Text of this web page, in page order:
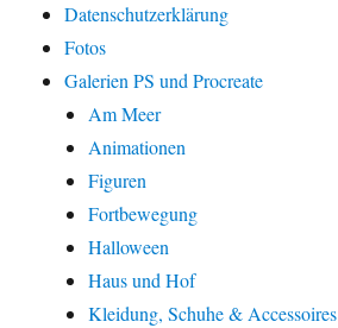
Datenschutzerklärung
Fotos
Galerien PS und Procreate
Am Meer
Animationen
Figuren
Fortbewegung
Halloween
Haus und Hof
Kleidung, Schuhe & Accessoires